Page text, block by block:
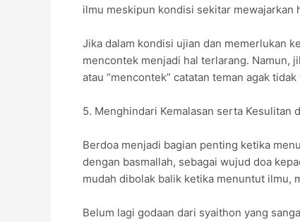
ilmu meskipun kondisi sekitar mewajarkan
Jika dalam kondisi ujian dan memerlukan
mencontek menjadi hal terlarang. Namun,
atau “mencontek” catatan teman agak
5. Menghindari Kemalasan serta Kesulitan
Berdoa menjadi bagian penting ketika
dengan basmallah, sebagai wujud doa
mudah dibolak balik ketika menuntut ilmu,
Belum lagi godaan dari syaithon yang